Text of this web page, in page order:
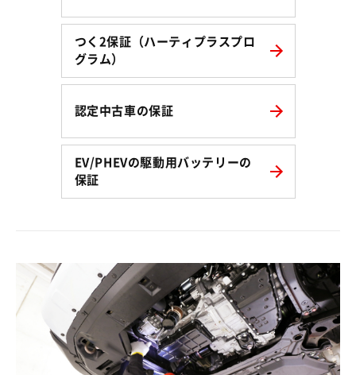
つく2保証（ハーティプラスプロ
グラム）
認定中古車の保証
EV/PHEVの駆動用バッテリーの
保証